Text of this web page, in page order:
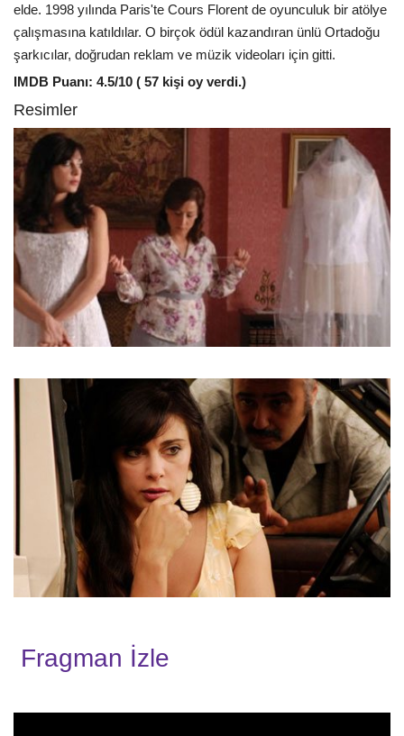
elde. 1998 yılında Paris'te Cours Florent de oyunculuk bir atölye
çalışmasına katıldılar. O birçok ödül kazandıran ünlü Ortadoğu
şarkıcılar, doğrudan reklam ve müzik videoları için gitti.
IMDB Puanı: 4.5/10 ( 57 kişi oy verdi.)
Resimler
Fragman İzle